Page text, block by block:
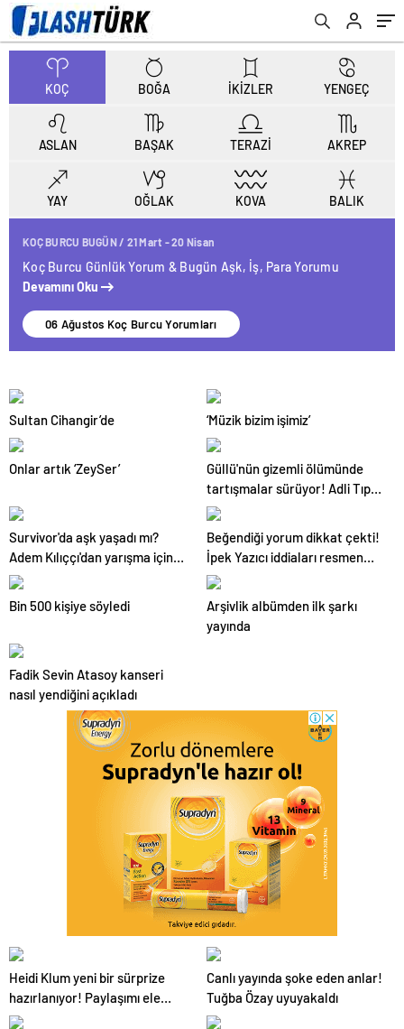
KOÇ BOĞA İKİZLER YENGEÇ
ASLAN BAŞAK TERAZİ AKREP
YAY OĞLAK KOVA BALIK
KOÇ BURCU BUGÜN / 21 Mart - 20 Nisan
Koç Burcu Günlük Yorum & Bugün Aşk, İş, Para Yorumu
Devamını Oku
06 Ağustos Koç Burcu Yorumları
Sultan Cihangir’de ‘Müzik bizim işimiz’
Onlar artık ‘ZeySer’
Güllü'nün gizemli ölümünde
tartışmalar sürüyor! Adli Tıp
Uzmanı canlı yayında açıkladı:
Survivor'da aşk yaşadı mı?
Adem Kılıççı'dan yarışma için
yeni olay benzetme
Beğendiği yorum dikkat çekti!
İpek Yazıcı iddiaları resmen
haklı çıkardı
Bin 500 kişiye söyledi
Arşivlik albümden ilk şarkı
yayında
Fadik Sevin Atasoy kanseri
nasıl yendiğini açıkladı
Heidi Klum yeni bir sürprize
hazırlanıyor! Paylaşımı ele
verdi
Canlı yayında şoke eden anlar!
Tuğba Özay uyuyakaldı